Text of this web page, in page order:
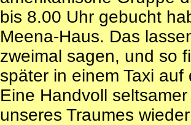
bis 8.00 Uhr gebucht
Meena-Haus. Das
zweimal sagen, und so
später in einem Taxi
Eine Handvoll
unseres Traumes